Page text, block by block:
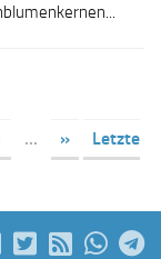
... »
Letzte